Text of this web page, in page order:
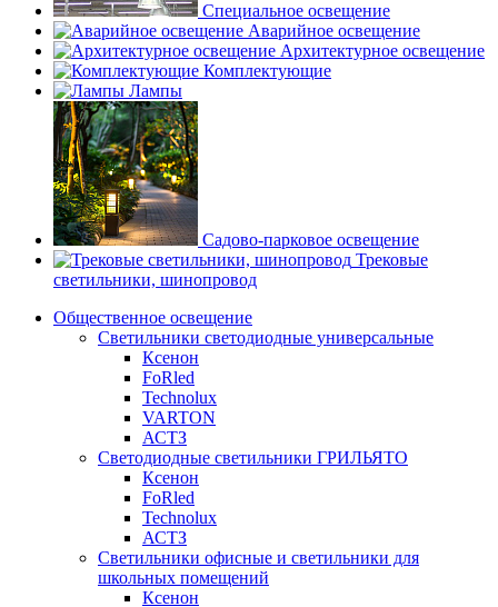
Специальное освещение
Аварийное освещение
Архитектурное освещение
Комплектующие
Лампы
Садово-парковое освещение
Трековые
светильники, шинопровод
Общественное освещение
Светильники светодиодные универсальные
Ксенон
FoRled
Technolux
VARTON
АСТЗ
Светодиодные светильники ГРИЛЬЯТО
Ксенон
FoRled
Technolux
АСТЗ
Светильники офисные и светильники для
школьных помещений
Ксенон